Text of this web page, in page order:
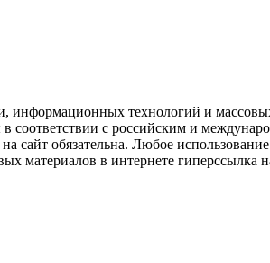
информационных технологий и
с российским и
сайт обязательна. Любое
материалов в интернете гиперссылка